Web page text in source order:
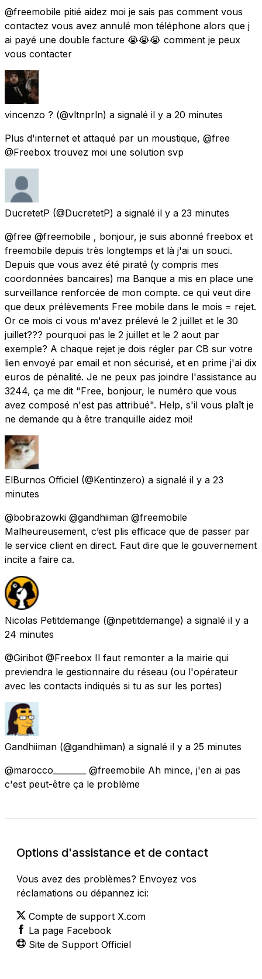
@freemobile pitié aidez moi je sais pas comment vous
contactez vous avez annulé mon téléphone alors que j
ai payé une double facture 😭😭😭 comment je peux
vous contacter
vincenzo ? (@vltnprln) a signalé il y a 20 minutes
Plus d'internet et attaqué par un moustique, @free
@Freebox trouvez moi une solution svp
DucretetP (@DucretetP) a signalé il y a 23 minutes
@free @freemobile , bonjour, je suis abonné freebox et
freemobile depuis très longtemps et là j'ai un souci.
Depuis que vous avez été piraté (y compris mes
coordonnées bancaires) ma Banque a mis en place une
surveillance renforcée de mon compte. ce qui veut dire
que deux prélèvements Free mobile dans le mois = rejet.
Or ce mois ci vous m'avez prélevé le 2 juillet et le 30
juillet??? pourquoi pas le 2 juillet et le 2 aout par
exemple? A chaque rejet je dois régler par CB sur votre
lien envoyé par email et non sécurisé, et en prime j'ai dix
euros de pénalité. Je ne peux pas joindre l'assistance au
3244, ça me dit "Free, bonjour, le numéro que vous
avez composé n'est pas attribué". Help, s'il vous plaît je
ne demande qu à être tranquille aidez moi!
ElBurnos Officiel (@Kentinzero) a signalé il y a 23
minutes
@bobrazowki @gandhiiman @freemobile
Malheureusement, c’est plis efficace que de passer par
le service client en direct. Faut dire que le gouvernement
incite a faire ca.
Nicolas Petitdemange (@npetitdemange) a signalé il y a
24 minutes
@Giribot @Freebox Il faut remonter a la mairie qui
previendra le gestionnaire du réseau (ou l'opérateur
avec les contacts indiqués si tu as sur les portes)
Gandhiiman (@gandhiiman) a signalé il y a 25 minutes
@marocco________ @freemobile Ah mince, j'en ai pas
c'est peut-être ça le problème
Options d'assistance et de contact
Vous avez des problèmes? Envoyez vos
réclamations ou dépannez ici:
Compte de support X.com
La page Facebook
Site de Support Officiel